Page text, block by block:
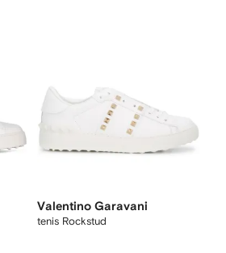
Valentino Garavani
tenis Rockstud